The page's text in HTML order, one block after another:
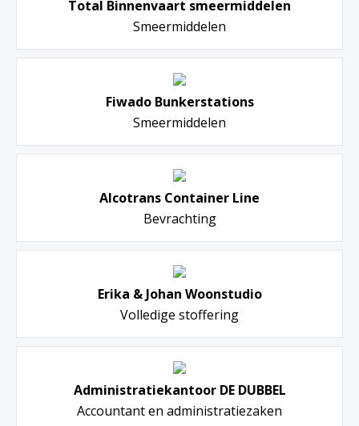
Total Binnenvaart smeermiddelen
Smeermiddelen
Fiwado Bunkerstations
Smeermiddelen
Alcotrans Container Line
Bevrachting
Erika & Johan Woonstudio
Volledige stoffering
Administratiekantoor DE DUBBEL
Accountant en administratiezaken